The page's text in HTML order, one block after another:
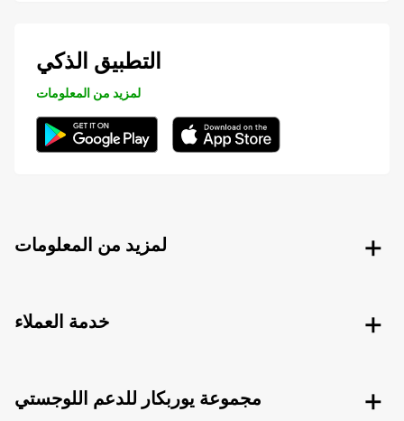
التطبيق الذكي
لمزيد من المعلومات
لمزيد من المعلومات
خدمة العملاء
مجموعة يوربكار للدعم اللوجستي